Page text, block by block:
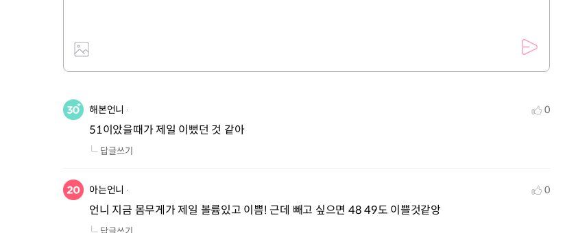
해본언니 0
51이았을때가 제일 이뻤던 것 같아
답글쓰기
아는언니 0
언니 지금 몸무게가 제일 볼륨있고 이쁨! 근데 빼고 싶으면 48 49도 이쁠것같앙